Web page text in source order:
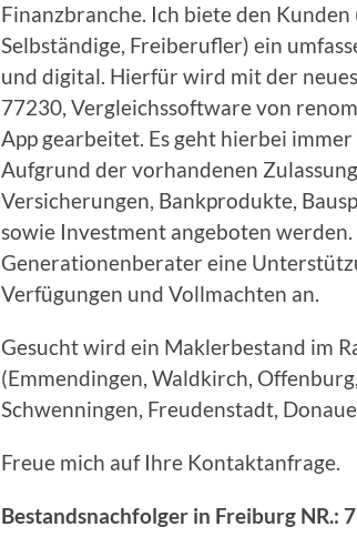
Finanzbranche. Ich biete den
Selbständige, Freiberufler) ein
und digital. Hierfür wird mit der
77230, Vergleichssoftware von
App gearbeitet. Es geht hierbei
Aufgrund der vorhandenen
Versicherungen, Bankprodukte,
sowie Investment angeboten
Generationenberater eine
Verfügungen und Vollmachten an.
Gesucht wird ein Maklerbestand im
(Emmendingen, Waldkirch,
Schwenningen, Freudenstadt,
Freue mich auf Ihre Kontaktanfrage.
Bestandsnachfolger in Freiburg NR.: